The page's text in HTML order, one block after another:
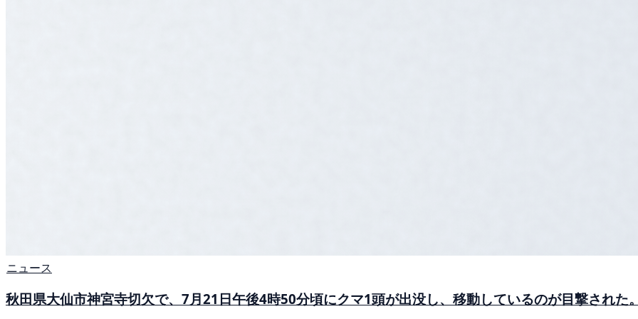
ニュース
秋田県大仙市神宮寺切欠で、7月21日午後4時50分頃にクマ1頭が出没し、移動しているのが目撃された